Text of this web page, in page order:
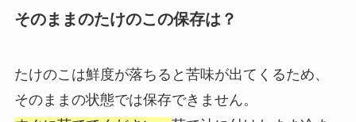
そのままのたけのこの保存は？
たけのこは鮮度が落ちると苦味が出てくるため、
そのままの状態では保存できません。